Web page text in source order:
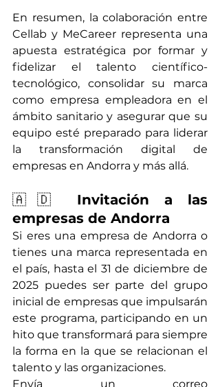
En resumen, la colaboración entre
Cellab y MeCareer representa una
apuesta estratégica por formar y
fidelizar el talento científico-
tecnológico, consolidar su marca
como empresa empleadora en el
ámbito sanitario y asegurar que su
equipo esté preparado para liderar
la transformación digital de
empresas en Andorra y más allá.
🇦🇩 Invitación a las
empresas de Andorra
Si eres una empresa de Andorra o
tienes una marca representada en
el país, hasta el 31 de diciembre de
2025 puedes ser parte del grupo
inicial de empresas que impulsarán
este programa, participando en un
hito que transformará para siempre
la forma en la que se relacionan el
talento y las organizaciones.
Envía un correo